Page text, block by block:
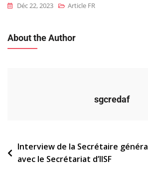
Déc 22, 2023 Article FR
About the Author
sgcredaf
Navigation
de
Interview de la Secrétaire
avec le Secrétariat d’IISF